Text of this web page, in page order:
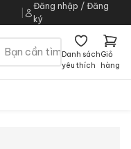
Đăng nhập / Đăng
ký
Danh sách
yêu thích
Giỏ
hàng